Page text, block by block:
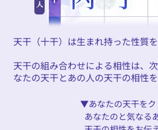
天干（十干）は生まれ持った性質
天干の組み合わせによる相性は、
なたの天干とあの人の天干の相性
▼あなたの天干を
あなたのと気なる